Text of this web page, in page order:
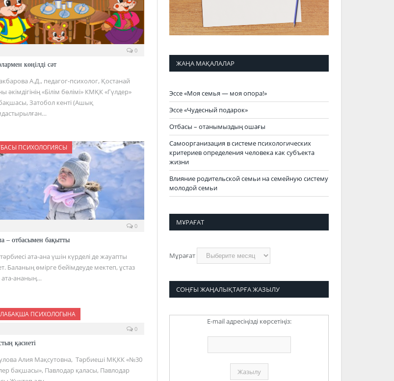
0
көңілді сәт
А.Д., педагог-психолог, Қостанай
әкімдігінің «Білім бөлімі» КМҚК «Гүлдер»
Затобол кенті (Ашық
ПСИХОЛОГИЯСЫ
0
– отбасымен бақытты
ата-ана үшін күрделі де жауапты
Баланың өмірге бейімдеуде мектеп, ұстаз
ананың…
ПСИХОЛОГЫНА
0
қасиеті
Алия Мақсутовна, Тәрбиеші МҚКК «№30
бақшасы», Павлодар қаласы, Павлодар
ЖАҢА МАҚАЛАЛАР
Эссе «Моя семья — моя опора!»
Эссе «Чудесный подарок»
Отбасы – отанымыздың ошағы
Самоорганизация в системе психологических
критериев определения человека как субъекта
жизни
Влияние родительской семьи на семейную систему
молодой семьи
МҰРАҒАТ
Мұрағат
СОҢҒЫ ЖАҢАЛЫҚТАРҒА ЖАЗЫЛУ
E-mail адресіңізді көрсетіңіз: